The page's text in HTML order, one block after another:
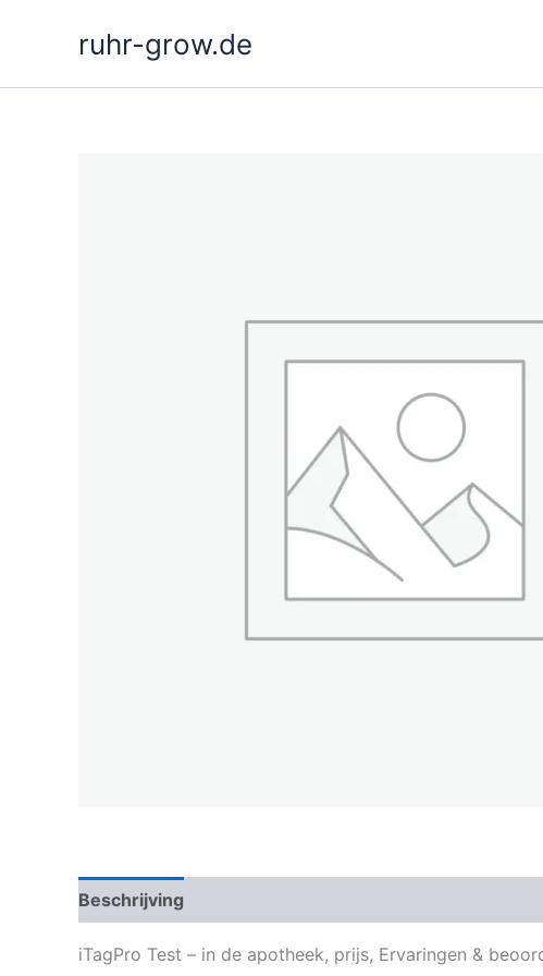
ruhr-grow.de
Beschrijving
iTagPro Test – in de apotheek, prijs, Ervaringen &